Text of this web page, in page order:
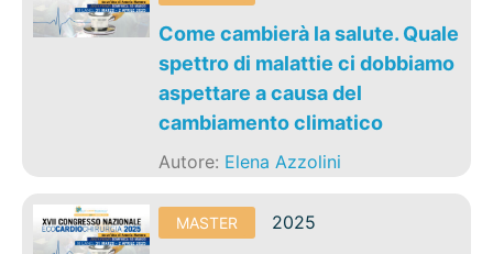
Come cambierà la salute. Quale
spettro di malattie ci dobbiamo
aspettare a causa del
cambiamento climatico
Autore: Elena Azzolini
MASTER 2025